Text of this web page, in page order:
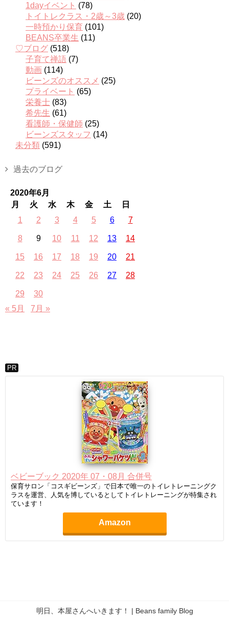
1dayイベント (78)
トイトレクラス・2歳～3歳 (20)
一時預かり保育 (101)
BEANS卒業生 (11)
♡ブログ (518)
子育て禅語 (7)
動画 (114)
ビーンズのオススメ (25)
プライベート (65)
栄養士 (83)
希先生 (61)
看護師・保健師 (25)
ビーンズスタッフ (14)
未分類 (591)
過去のブログ
2020年6月
月
火 水 木 金 土
日
1
2 3 4 5 6 7
8 9 10 11 12 13 14
15 16 17 18 19 20 21
22 23 24 25 26 27 28
29
30
« 5月
7月 »
PR
ベビーブック 2020年 07・08月 合併号
保育サロン「コスギビーンズ」で日本で唯一のトイレトレーニングク
ラスを運営、人気を博しているとしてトイレトレーニングが特集され
ています！
Amazon
明日、本屋さんへいきます！ | Beans family Blog